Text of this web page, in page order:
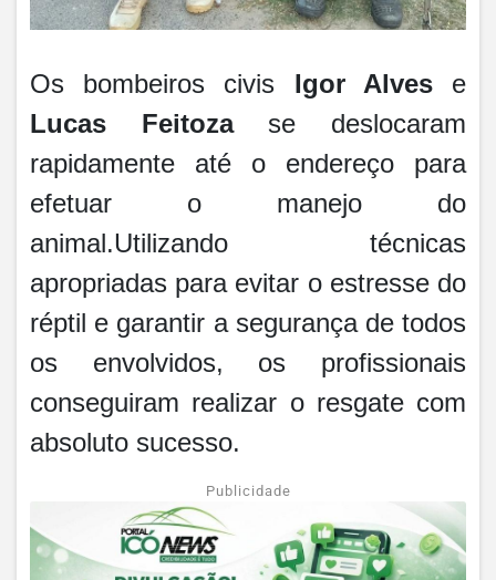
Os bombeiros civis Igor Alvese
Lucas Feitozase deslocaram
rapidamente até o endereço para
efetuar o manejo do
animal.Utilizando técnicas
apropriadas para evitar o estresse do
réptil e garantir a segurança de todos
os envolvidos, os profissionais
conseguiram realizar o resgate com
absoluto sucesso. ​
Publicidade